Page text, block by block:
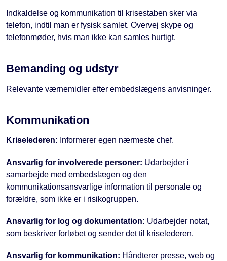
Indkaldelse og kommunikation til krisestaben sker via
telefon, indtil man er fysisk samlet. Overvej skype og
telefonmøder, hvis man ikke kan samles hurtigt.
Bemanding og udstyr
Relevante værnemidler efter embedslægens anvisninger.
Kommunikation
Kriselederen: Informerer egen nærmeste chef.
Ansvarlig for involverede personer: Udarbejder i
samarbejde med embedslægen og den
kommunikationsansvarlige information til personale og
forældre, som ikke er i risikogruppen.
Ansvarlig for log og dokumentation: Udarbejder notat,
som beskriver forløbet og sender det til kriselederen.
Ansvarlig for kommunikation: Håndterer presse, web og